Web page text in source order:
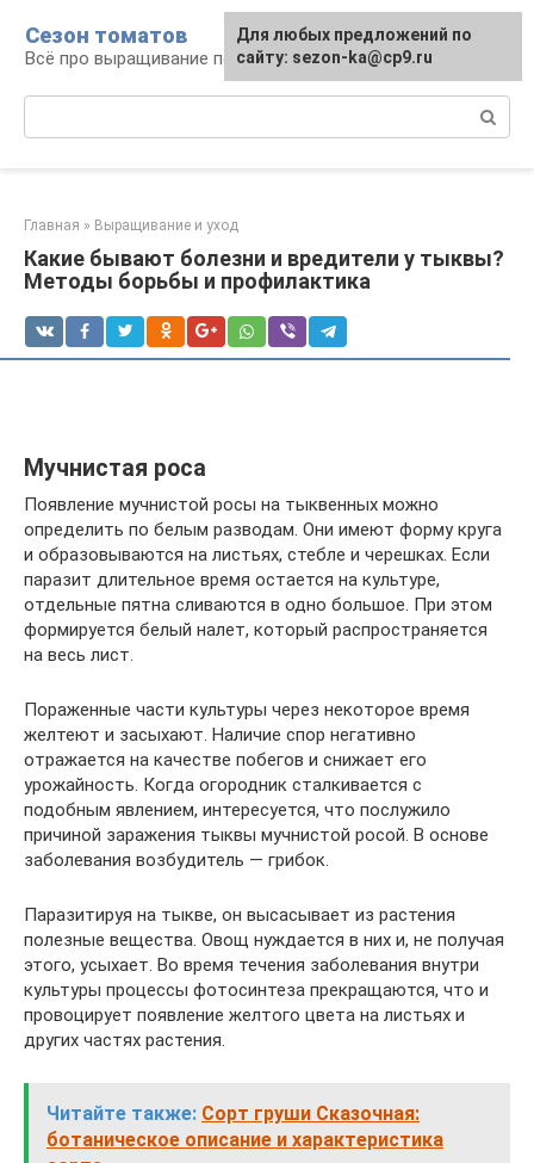
контенту
Сезон томатов
Всё про выращивание помидоров
Главная » Выращивание и уход
Какие бывают болезни и вредители у тыквы?
Методы борьбы и профилактика
Мучнистая роса
Появление мучнистой росы на тыквенных можно
определить по белым разводам. Они имеют форму круга
и образовываются на листьях, стебле и черешках. Если
паразит длительное время остается на культуре,
отдельные пятна сливаются в одно большое. При этом
формируется белый налет, который распространяется
на весь лист.
Пораженные части культуры через некоторое время
желтеют и засыхают. Наличие спор негативно
отражается на качестве побегов и снижает его
урожайность. Когда огородник сталкивается с
подобным явлением, интересуется, что послужило
причиной заражения тыквы мучнистой росой. В основе
заболевания возбудитель — грибок.
Паразитируя на тыкве, он высасывает из растения
полезные вещества. Овощ нуждается в них и, не получая
этого, усыхает. Во время течения заболевания внутри
культуры процессы фотосинтеза прекращаются, что и
провоцирует появление желтого цвета на листьях и
других частях растения.
Читайте также: Сорт груши Сказочная:
ботаническое описание и характеристика
Для любых предложений по
сайту: sezon-ka@cp9.ru